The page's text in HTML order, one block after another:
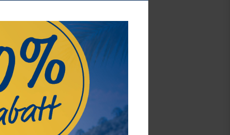
Deutsche militärische
Dienstauszeichnungen 1816 - 1941
69,00 €*
Best.Nummer 5119-2023